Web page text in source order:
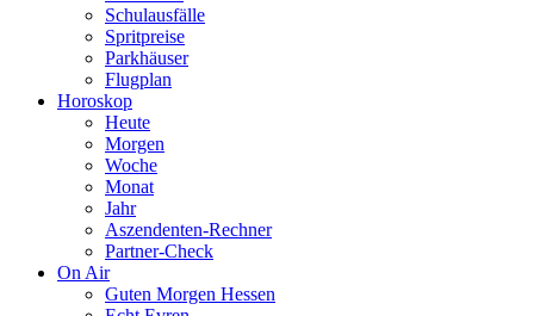
Schulausfälle
Spritpreise
Parkhäuser
Flugplan
Horoskop
Heute
Morgen
Woche
Monat
Jahr
Aszendenten-Rechner
Partner-Check
On Air
Guten Morgen Hessen